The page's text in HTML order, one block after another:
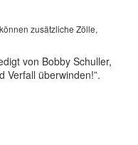
zusätzliche Zölle,
von Bobby Schuller,
Verfall überwinden!”.